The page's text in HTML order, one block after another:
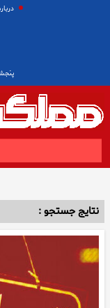
پنجشنبه ۱۵
نتایج جستجو :